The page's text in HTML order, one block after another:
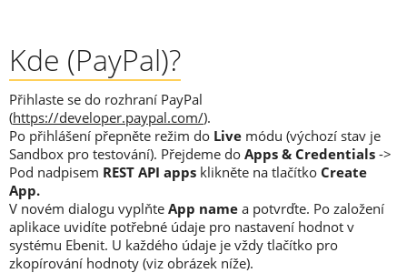
Kde (PayPal)?
Přihlaste se do rozhraní PayPal
(https://developer.paypal.com/).
Po přihlášení přepněte režim do Live módu (výchozí stav je
Sandbox pro testování). Přejdeme do Apps & Credentials ->
Pod nadpisem REST API apps klikněte na tlačítko Create
App.
V novém dialogu vyplňte App name a potvrďte. Po založení
aplikace uvidíte potřebné údaje pro nastavení hodnot v
systému Ebenit. U každého údaje je vždy tlačítko pro
zkopírování hodnoty (viz obrázek níže).